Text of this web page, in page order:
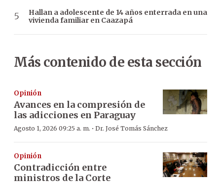
Hallan a adolescente de 14 años enterrada en una
vivienda familiar en Caazapá
Más contenido de esta sección
Opinión
Avances en la compresión de
las adicciones en Paraguay
Agosto 1, 2026 09:25 a. m. · Dr. José Tomás Sánchez
Opinión
Contradicción entre
ministros de la Corte